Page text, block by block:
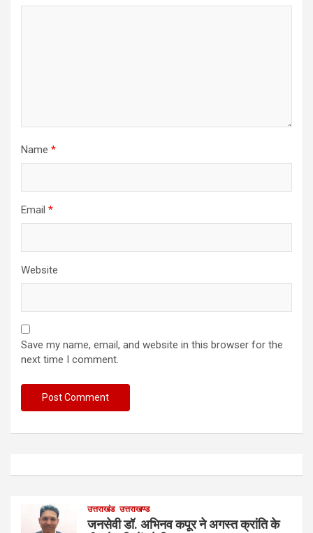
Name *
Email *
Website
Save my name, email, and website in this browser for the
next time I comment.
उत्तराखंड उत्तराखण्ड
जनसेवी डॉ. अभिनव कपूर ने अगस्त क्रांति के